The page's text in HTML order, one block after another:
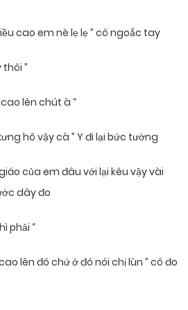
cao em nè lẹ lẹ ” cô ngoắc tay
”
lên chút à “
hô vậy cà ” Y đi lại bức tường
của em đâu với lại kêu vậy vài
dây đo
phải “
lên đó chứ ở đó nói chị lùn ” cô đo